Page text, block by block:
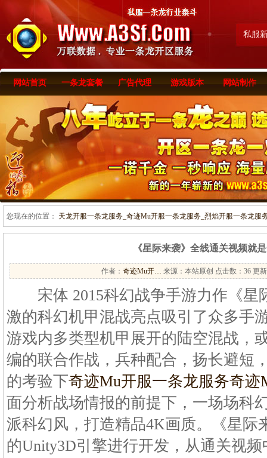
私服
网站首页 一条龙套餐 广告代理 游戏版本 网站制作
您现在的位置： 天龙开服一条龙服务_奇迹Mu开服一条龙服务_烈焰开服一条龙服
《星际来袭》全线通关视频就
作者： 奇迹Mu开… 来源：本站原创 点击数： 36 更
宋体 2015科幻战争手游力作《星
激的科幻机甲混战亮点吸引了众多手
游戏内多类型机甲展开的陆空混战，
编的联合作战，兵种配合，扬长避短
的考验下奇迹Mu开服一条龙服务奇迹
面分析战场情报的前提下，一场场科
派科幻风，打造精品4K画质。《星际
的Unity3D引擎进行开发，从通关视